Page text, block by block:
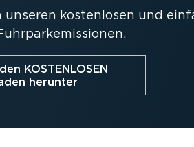
unseren kostenlosen und
KOSTENLOSEN
herunter